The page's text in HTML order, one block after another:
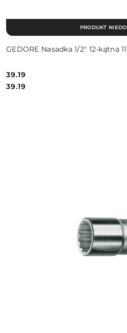
GEDORE Nasadka 1/2″ 12-kątna
Cena:
39.19
Cena:
39.19
PRODUKT